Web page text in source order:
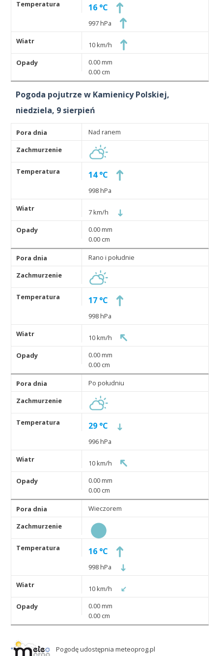
16 °C
997 hPa
10 km/h
0.00 mm
0.00 cm
Pogoda pojutrze w Kamienicy Polskiej,
niedziela, 9 sierpień
Nad ranem
14 °C
998 hPa
7 km/h
0.00 mm
0.00 cm
Rano i południe
17 °C
998 hPa
10 km/h
0.00 mm
0.00 cm
Po południu
29 °C
996 hPa
10 km/h
0.00 mm
0.00 cm
Wieczorem
16 °C
998 hPa
10 km/h
0.00 mm
0.00 cm
Pogodę udostępnia meteoprog.pl